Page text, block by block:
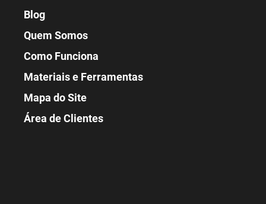
Blog
Quem Somos
Como Funciona
Materiais e Ferramentas
Mapa do Site
Área de Clientes